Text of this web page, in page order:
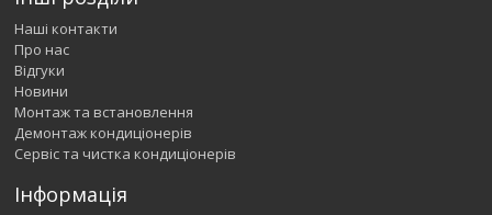
Наші контакти
Про нас
Відгуки
Новини
Монтаж та встановлення
Демонтаж кондиціонерів
Сервіс та чистка кондиціонерів
Інформація